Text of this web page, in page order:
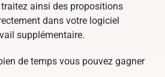
ainsi des propositions
dans votre logiciel
supplémentaire.
de temps vous pouvez gagner